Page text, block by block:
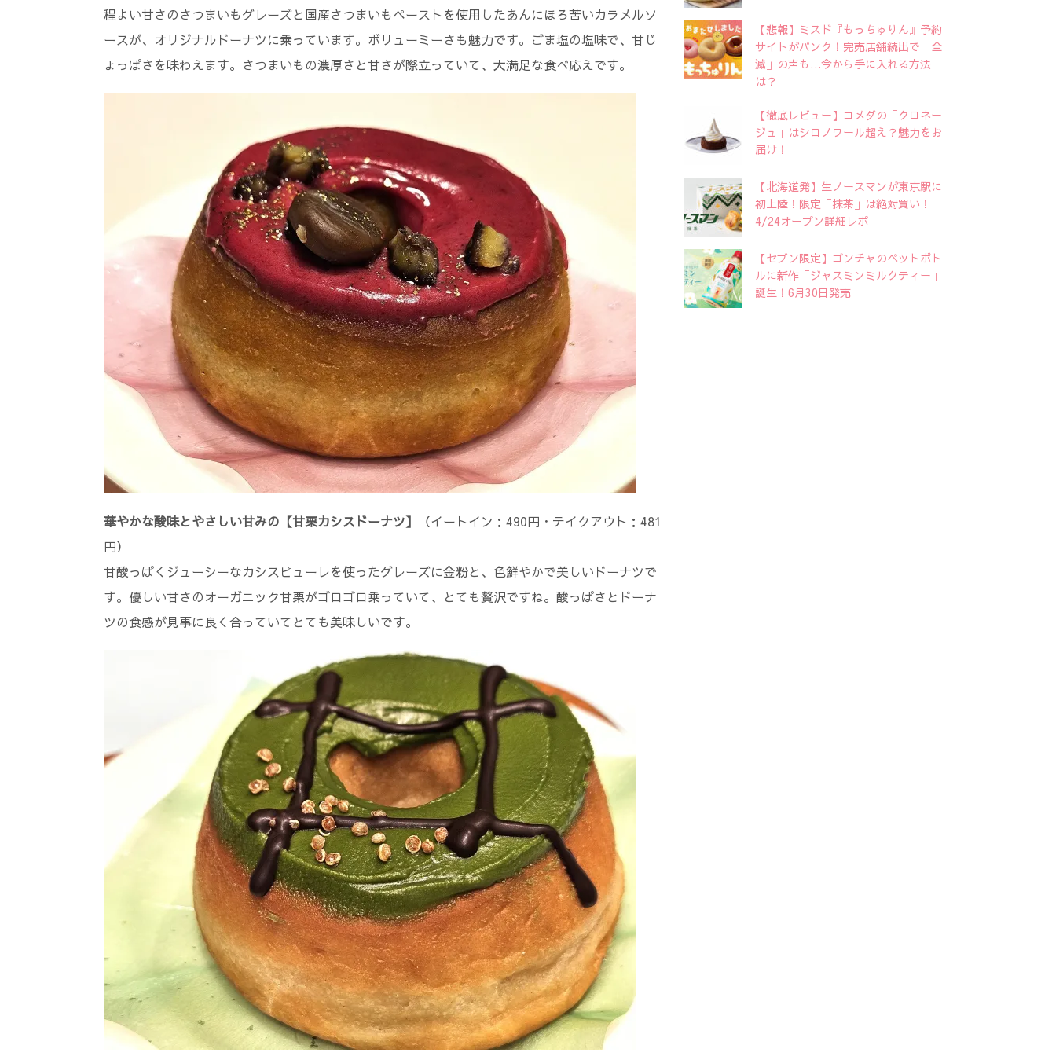
程よい甘さのさつまいもグレーズと国産さつまいもペーストを使用したあんにほろ苦いカラメルソ
ースが、オリジナルドーナツに乗っています。ボリューミーさも魅力です。ごま塩の塩味で、甘じ
ょっぱさを味わえます。さつまいもの濃厚さと甘さが際立っていて、大満足な食べ応えです。
華やかな酸味とやさしい甘みの【甘栗カシスドーナツ】
（イートイン：490円・テイクアウト：481
円）
甘酸っぱくジューシーなカシスピューレを使ったグレーズに金粉と、色鮮やかで美しいドーナツで
す。優しい甘さのオーガニック甘栗がゴロゴロ乗っていて、とても贅沢ですね。酸っぱさとドーナ
ツの食感が見事に良く合っていてとても美味しいです。
【悲報】ミスド『もっちゅりん』予約
サイトがパンク！完売店舗続出で「全
滅」の声も…今から手に入れる方法
は？
【徹底レビュー】コメダの「クロネー
ジュ」はシロノワール超え？魅力をお
届け！
【北海道発】生ノースマンが東京駅に
初上陸！限定「抹茶」は絶対買い！
4/24オープン詳細レポ
【セブン限定】ゴンチャのペットボト
ルに新作「ジャスミンミルクティー」
誕生！6月30日発売